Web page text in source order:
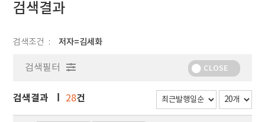
검색결과
검색조건 저자=김세화
검색필터 CLOSE
검색결과 28건